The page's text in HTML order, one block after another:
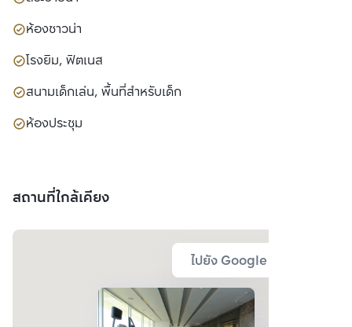
ห้องซาวน่า
โรงยิม, ฟิตเนส
สนามเด็กเล่น, พื้นที่สำหรับเด็ก
ห้องประชุม
สถานที่ใกล้เคียง
ไปยัง Google Map